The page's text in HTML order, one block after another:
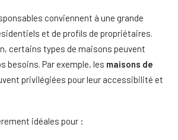
conviennent à une grande
et de profils de propriétaires.
certains types de maisons peuvent
besoins. Par exemple, les maisons de
privilégiées pour leur accessibilité et
idéales pour :